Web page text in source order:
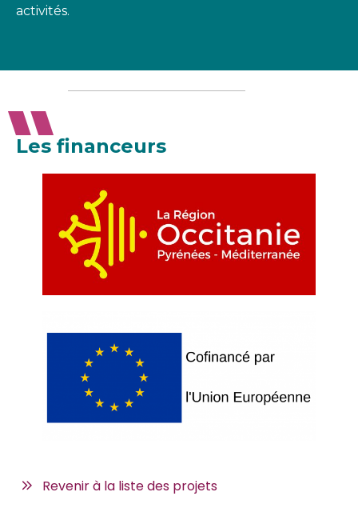
activités.
Les financeurs
Revenir à la liste des projets